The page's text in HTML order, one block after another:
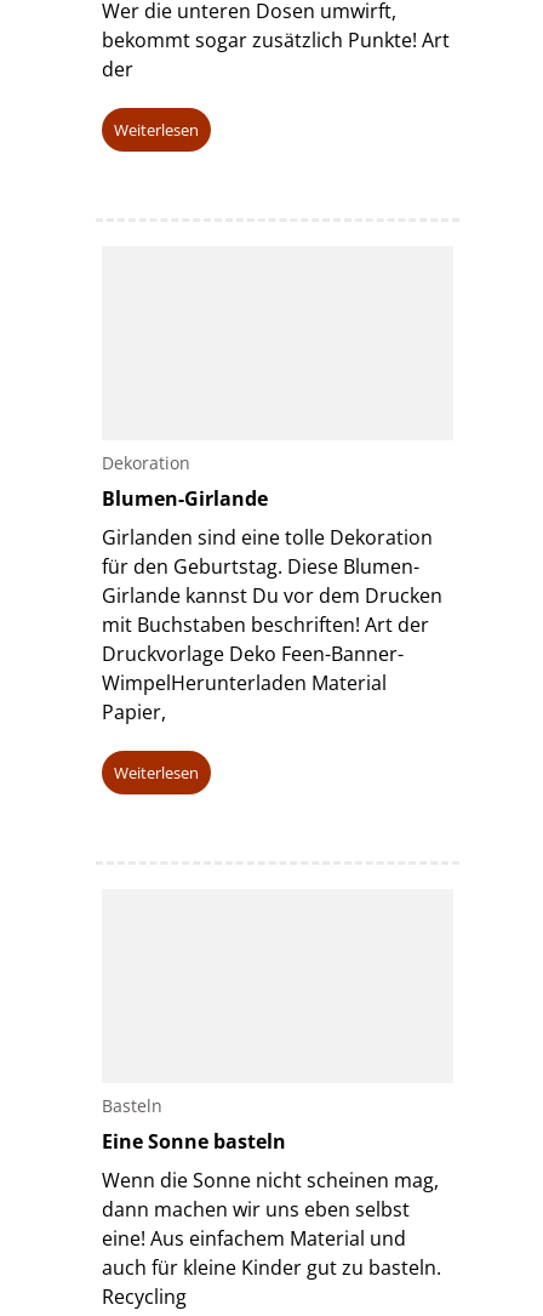
Wer die unteren Dosen umwirft,
bekommt sogar zusätzlich Punkte! Art
der
Weiterlesen
Dekoration
Blumen-Girlande
Girlanden sind eine tolle Dekoration
für den Geburtstag. Diese Blumen-
Girlande kannst Du vor dem Drucken
mit Buchstaben beschriften! Art der
Druckvorlage Deko Feen-Banner-
WimpelHerunterladen Material
Papier,
Weiterlesen
Basteln
Eine Sonne basteln
Wenn die Sonne nicht scheinen mag,
dann machen wir uns eben selbst
eine! Aus einfachem Material und
auch für kleine Kinder gut zu basteln.
Recycling